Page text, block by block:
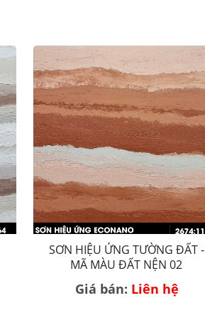
SƠN HIỆU ỨNG TƯỜNG ĐẤT -
MÃ MÀU ĐẤT NỆN 02
Giá bán: Liên hệ